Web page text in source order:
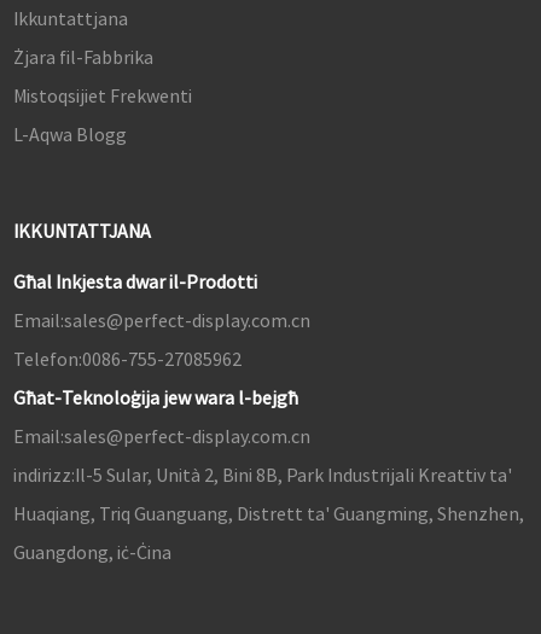
Ikkuntattjana
Żjara fil-Fabbrika
Mistoqsijiet Frekwenti
L-Aqwa Blogg
IKKUNTATTJANA
Għal Inkjesta dwar il-Prodotti
Email:sales@perfect-display.com.cn
Telefon:0086-755-27085962
Għat-Teknoloġija jew wara l-bejgħ
Email:sales@perfect-display.com.cn
indirizz:Il-5 Sular, Unità 2, Bini 8B, Park Industrijali Kreattiv ta'
Huaqiang, Triq Guanguang, Distrett ta' Guangming, Shenzhen,
Guangdong, iċ-Ċina